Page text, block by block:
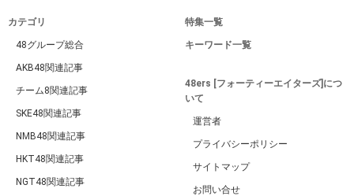
カテゴリ
48グループ総合
AKB48関連記事
チーム8関連記事
SKE48関連記事
NMB48関連記事
HKT48関連記事
NGT48関連記事
特集一覧
キーワード一覧
48ers [フォーティーエイターズ]につ
いて
運営者
プライバシーポリシー
サイトマップ
お問い合せ